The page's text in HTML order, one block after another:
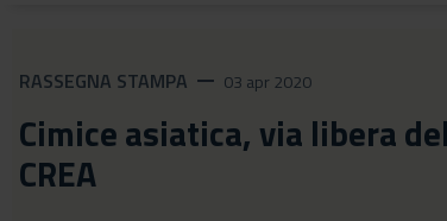
RASSEGNA STAMPA remove 03 apr 2020
Cimice asiatica, via libera
CREA